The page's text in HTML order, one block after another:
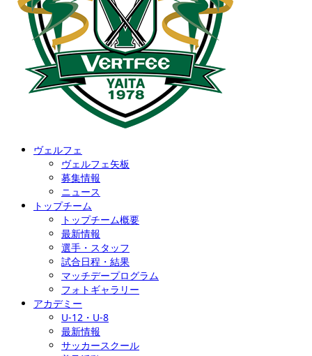
ヴェルフェ
ヴェルフェ矢板
募集情報
ニュース
トップチーム
トップチーム概要
最新情報
選手・スタッフ
試合日程・結果
マッチデープログラム
フォトギャラリー
アカデミー
U-12・U-8
最新情報
サッカースクール